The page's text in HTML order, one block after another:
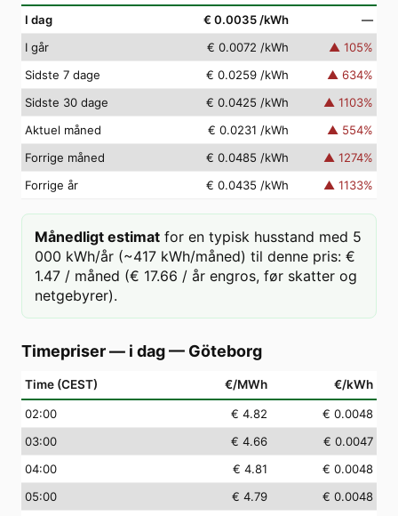
I dag € 0.0035 /kWh
—
I går
€ 0.0072 /kWh ▲ 105%
Sidste 7 dage
€ 0.0259 /kWh ▲ 634%
Sidste 30 dage
€ 0.0425 /kWh ▲ 1103%
Aktuel måned
€ 0.0231 /kWh ▲ 554%
Forrige måned
€ 0.0485 /kWh ▲ 1274%
Forrige år
€ 0.0435 /kWh ▲ 1133%
Månedligt estimat for en typisk husstand med 5
000 kWh/år (~417 kWh/måned) til denne pris: €
1.47 / måned (€ 17.66 / år engros, før skatter og
netgebyrer).
Timepriser — i dag— Göteborg
Time (CEST) €/MWh €/kWh
02:00 € 4.82
€ 0.0048
03:00 € 4.66
€ 0.0047
04:00 € 4.81
€ 0.0048
05:00 € 4.79
€ 0.0048